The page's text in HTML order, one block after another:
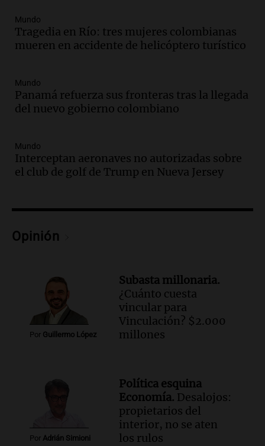
Audio.
Corte Suprema tras fallo que aparta a
Pagani como rector
Audio.El cardenal Ángel Rossi advirtió
que la justicia social viene siendo
Episodios
Audio.La Bulaya se prepara para el cierre
de su gran muestra anual con la
Audio.
Panorama Federal
Episodios
Audio.Una mujer de 40 años muere en
un accidente en la Ruta 321 cerca de
García Fernández
El Tesoro Nacional captura 12
billones de pesos y genera excedente de
liquidez de 4 billones
Episodios
Mundo
Tragedia en Río: tres mujeres colombianas
mueren en accidente de helicóptero turístico
Mundo
Panamá refuerza sus fronteras tras la llegada
del nuevo gobierno colombiano
Mundo
Interceptan aeronaves no autorizadas sobre
el club de golf de Trump en Nueva Jersey
Opinión
Por Guillermo López
Subasta millonaria.
¿Cuánto cuesta
vincular para
Vinculación? $2.000
millones
Por Adrián Simioni
Política esquina
Economía. Desalojos:
propietarios del
interior, no se aten
los rulos